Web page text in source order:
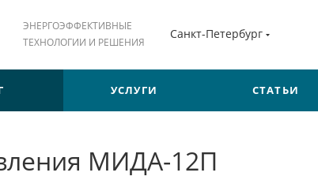
ЭНЕРГОЭФФЕКТИВНЫЕ
ТЕХНОЛОГИИ И РЕШЕНИЯ
Санкт-Петербург
УСЛУГИ СТАТЬИ
МИДА-12П